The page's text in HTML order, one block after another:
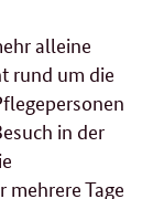
alleine
rund um die
in der
Tage